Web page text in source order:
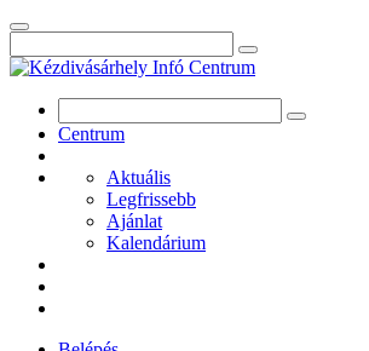
Centrum
Aktuális
Legfrissebb
Ajánlat
Kalendárium